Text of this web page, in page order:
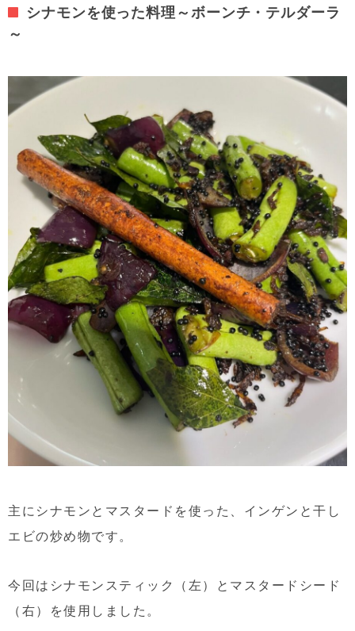
シナモンを使った料理～ボーンチ・テルダーラ
～
主にシナモンとマスタードを使った、インゲンと干し
エビの炒め物です。
今回はシナモンスティック（左）とマスタードシード
（右）を使用しました。